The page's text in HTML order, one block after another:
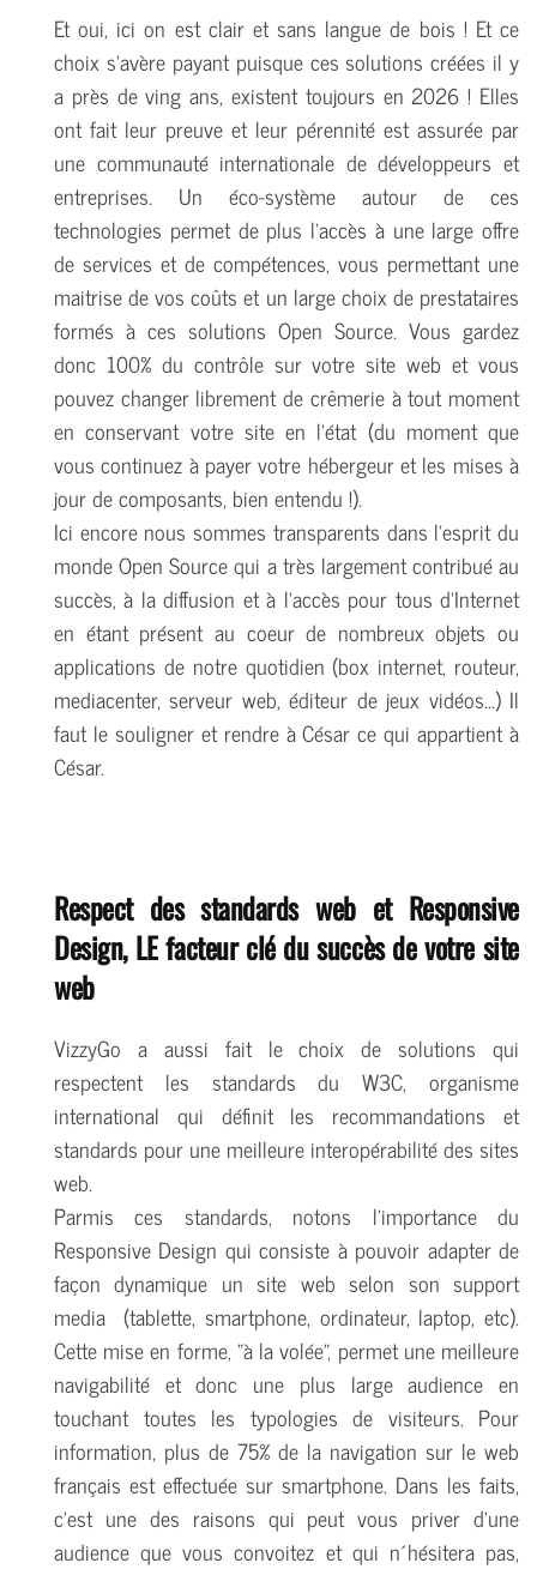
Et oui, ici on est clair et sans langue de bois ! Et ce
choix s'avère payant puisque ces solutions créées il y
a près de ving ans, existent toujours en 2026 ! Elles
ont fait leur preuve et leur pérennité est assurée par
une communauté internationale de développeurs et
entreprises. Un éco-système autour de ces
technologies permet de plus l'accès à une large offre
de services et de compétences, vous permettant une
maitrise de vos coûts et un large choix de prestataires
formés à ces solutions Open Source. Vous gardez
donc 100% du contrôle sur votre site web et vous
pouvez changer librement de crêmerie à tout moment
en conservant votre site en l'état (du moment que
vous continuez à payer votre hébergeur et les mises à
jour de composants, bien entendu !).
Ici encore nous sommes transparents dans l'esprit du
monde Open Source qui a très largement contribué au
succès, à la diffusion et à l'accès pour tous d'Internet
en étant présent au coeur de nombreux objets ou
applications de notre quotidien (box internet, routeur,
mediacenter, serveur web, éditeur de jeux vidéos...) Il
faut le souligner et rendre à César ce qui appartient à
César.
Respect des standards web et Responsive
Design, LE facteur clé du succès de votre site
web
VizzyGo a aussi fait le choix de solutions qui
respectent les standards du W3C, organisme
international qui définit les recommandations et
standards pour une meilleure interopérabilité des sites
web.
Parmis ces standards, notons l'importance du
Responsive Design qui consiste à pouvoir adapter de
façon dynamique un site web selon son support
media (tablette, smartphone, ordinateur, laptop, etc).
Cette mise en forme, "à la volée", permet une meilleure
navigabilité et donc une plus large audience en
touchant toutes les typologies de visiteurs. Pour
information, plus de 75% de la navigation sur le web
français est effectuée sur smartphone. Dans les faits,
c'est une des raisons qui peut vous priver d'une
audience que vous convoitez et qui n´hésitera pas,